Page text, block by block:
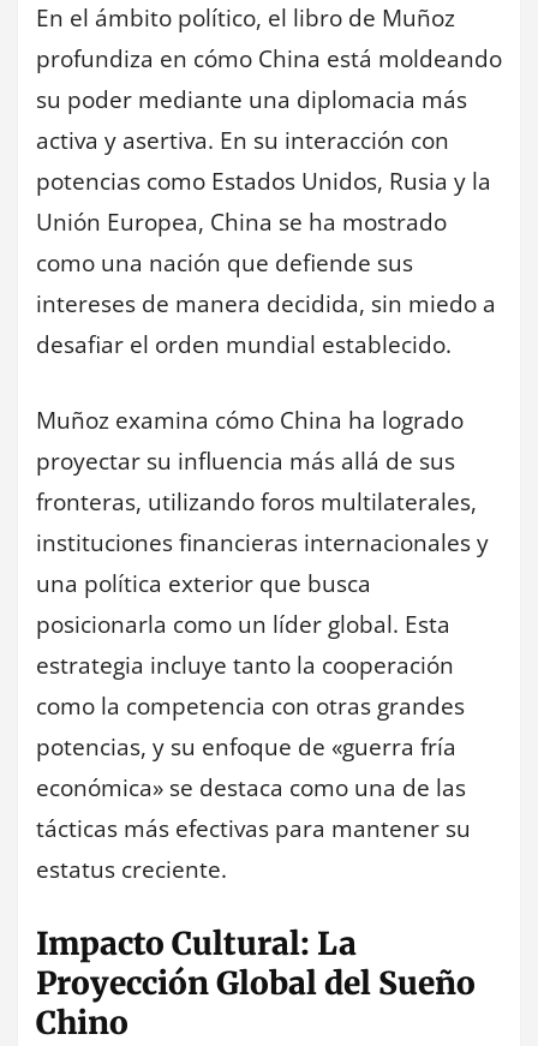
En el ámbito político, el libro de Muñoz
profundiza en cómo China está moldeando
su poder mediante una diplomacia más
activa y asertiva. En su interacción con
potencias como Estados Unidos, Rusia y la
Unión Europea, China se ha mostrado
como una nación que defiende sus
intereses de manera decidida, sin miedo a
desafiar el orden mundial establecido.
Muñoz examina cómo China ha logrado
proyectar su influencia más allá de sus
fronteras, utilizando foros multilaterales,
instituciones financieras internacionales y
una política exterior que busca
posicionarla como un líder global. Esta
estrategia incluye tanto la cooperación
como la competencia con otras grandes
potencias, y su enfoque de «guerra fría
económica» se destaca como una de las
tácticas más efectivas para mantener su
estatus creciente.
Impacto Cultural: La
Proyección Global del Sueño
Chino